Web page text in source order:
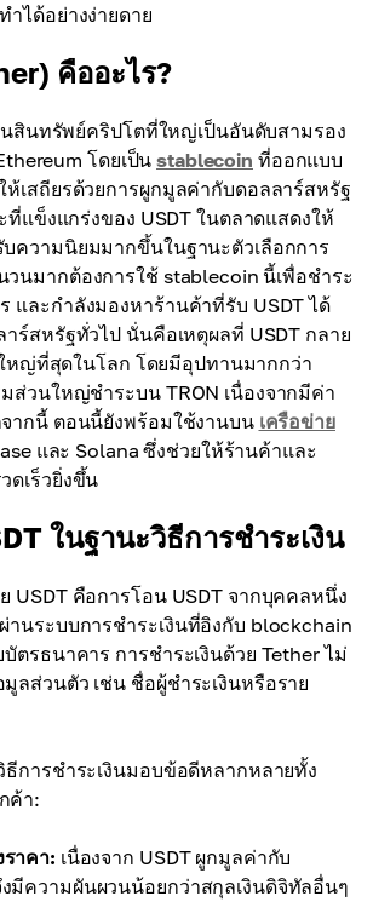
ำได้อย่างง่ายดาย
คืออะไร?
นสินทรัพย์คริปโตที่ใหญ่เป็นอันดับสามรอง
โดยเป็นstablecoin ที่ออกแบบ
ห้เสถียรด้วยการผูกมูลค่ากับดอลลาร์สหรัฐ
ที่แข็งแกร่งของ USDT ในตลาดแสดงให้
บความนิยมมากขึ้นในฐานะตัวเลือกการ
วนมากต้องการใช้ stablecoin นี้เพื่อชำระ
และกำลังมองหาร้านค้าที่รับ USDT ได้
ร์สหรัฐทั่วไป นั่นคือเหตุผลที่ USDT กลาย
หญ่ที่สุดในโลก โดยมีอุปทานมากกว่า
ส่วนใหญ่ชำระบน TRON เนื่องจากมีค่า
ากนี้ ตอนนี้ยังพร้อมใช้งานบน เครือข่าย
และ Solana ซึ่งช่วยให้ร้านค้าและ
ดเร็วยิ่งขึ้น
ในฐานะวิธีการชำระเงิน
USDT คือการโอน USDT จากบุคคลหนึ่ง
านระบบการชำระเงินที่อิงกับ blockchain
ตรธนาคาร การชำระเงินด้วย Tether ไม่
ลส่วนตัว เช่น ชื่อผู้ชำระเงินหรือราย
ธีการชำระเงินมอบข้อดีหลากหลายทั้ง
ค้า:
าคา: เนื่องจาก USDT ผูกมูลค่ากับ
มีความผันผวนน้อยกว่าสกุลเงินดิจิทัลอื่นๆ